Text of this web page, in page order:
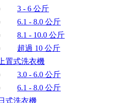
3 - 6 公斤
6.1 - 8.0 公斤
8.1 - 10.0 公斤
超過 10 公斤
上置式洗衣機
3.0 - 6.0 公斤
6.1 - 8.0 公斤
式洗衣機